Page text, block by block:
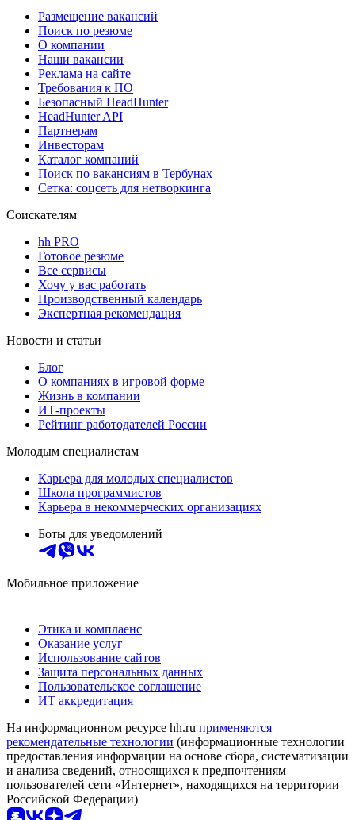
Размещение вакансий
Поиск по резюме
О компании
Наши вакансии
Реклама на сайте
Требования к ПО
Безопасный HeadHunter
HeadHunter API
Партнерам
Инвесторам
Каталог компаний
Поиск по вакансиям в Тербунах
Сетка: соцсеть для нетворкинга
Соискателям
hh PRO
Готовое резюме
Все сервисы
Хочу у вас работать
Производственный календарь
Экспертная рекомендация
Новости и статьи
Блог
О компаниях в игровой форме
Жизнь в компании
ИТ-проекты
Рейтинг работодателей России
Молодым специалистам
Карьера для молодых специалистов
Школа программистов
Карьера в некоммерческих организациях
Боты для уведомлений
Мобильное приложение
Этика и комплаенс
Оказание услуг
Использование сайтов
Защита персональных данных
Пользовательское соглашение
ИТ аккредитация
На информационном ресурсе hh.ru применяются
рекомендательные технологии (информационные технологии
предоставления информации на основе сбора, систематизации
и анализа сведений, относящихся к предпочтениям
пользователей сети «Интернет», находящихся на территории
Российской Федерации)